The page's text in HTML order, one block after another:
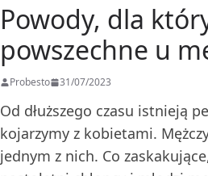
Powody, dla
powszechne u
Probesto 31/07/2023
Od dłuższego czasu istnieją
kojarzymy z kobietami.
jednym z nich. Co